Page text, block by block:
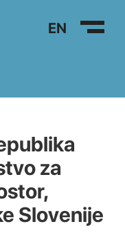
EN
za
Slovenije